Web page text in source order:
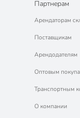
Партнерам
Арендаторам
Поставщикам
Арендодателям
Оптовым
Транспортным
О компании